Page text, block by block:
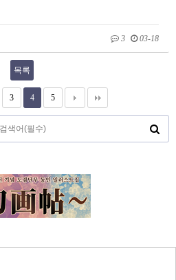
3 03-18
목록
3 4 5